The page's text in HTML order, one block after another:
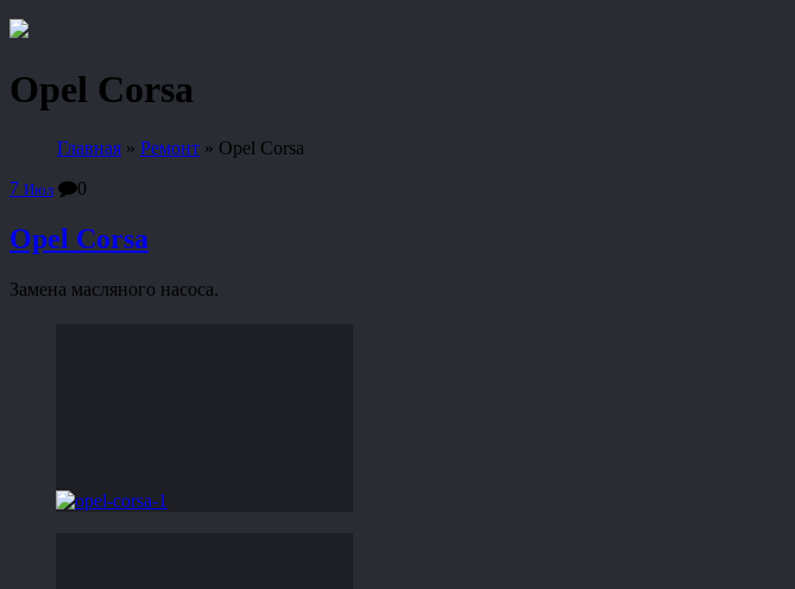
Opel Corsa
Главная » Ремонт » Opel Corsa
7 Июл 0
Opel Corsa
Замена масляного насоса.